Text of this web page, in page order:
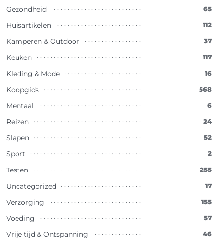
Gezondheid 65
Huisartikelen 112
Kamperen & Outdoor 37
Keuken 117
Kleding & Mode 16
Koopgids 568
Mentaal 6
Reizen 24
Slapen 52
Sport 2
Testen 255
Uncategorized 17
Verzorging 155
Voeding 57
Vrije tijd & Ontspanning 46